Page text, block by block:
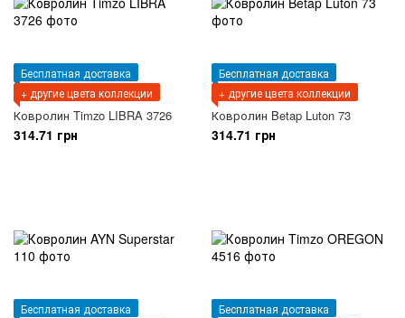
Бесплатная доставка
+ другие цвета коллекции
Ковролин Timzo LIBRA 3726
314.71 грн
Бесплатная доставка
+ другие цвета коллекции
Ковролин Betap Luton 73
314.71 грн
Бесплатная доставка
Бесплатная доставка